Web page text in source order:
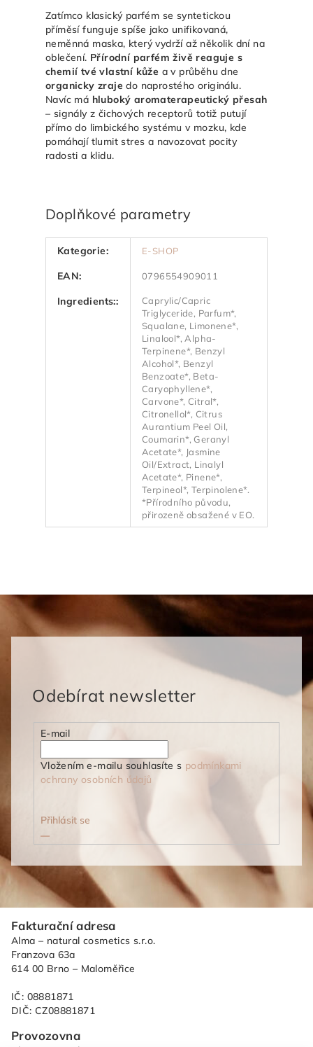
Zatímco klasický parfém se syntetickou
příměsí funguje spíše jako unifikovaná,
neměnná maska, který vydrží až několik dní na
oblečení. Přírodní parfém živě reaguje s
chemií tvé vlastní kůže a v průběhu dne
organicky zraje do naprostého originálu.
Navíc má hluboký aromaterapeutický přesah
– signály z čichových receptorů totiž putují
přímo do limbického systému v mozku, kde
pomáhají tlumit stres a navozovat pocity
radosti a klidu.
Doplňkové parametry
Kategorie: E-SHOP
EAN: 0796554909011
Ingredients::
Caprylic/Capric
Triglyceride, Parfum*,
Squalane, Limonene*,
Linalool*, Alpha-
Terpinene*, Benzyl
Alcohol*, Benzyl
Benzoate*, Beta-
Caryophyllene*,
Carvone*, Citral*,
Citronellol*, Citrus
Aurantium Peel Oil,
Coumarin*, Geranyl
Acetate*, Jasmine
Oil/Extract, Linalyl
Acetate*, Pinene*,
Terpineol*, Terpinolene*.
*Přírodního původu,
přirozeně obsažené v EO.
Odebírat newsletter
E-mail
Vložením e-mailu souhlasíte s podmínkami
ochrany osobních údajů
Přihlásit se
Fakturační adresa
Alma – natural cosmetics s.r.o.
Franzova 63a
614 00 Brno – Maloměřice
IČ: 08881871
DIČ: CZ08881871
Provozovna